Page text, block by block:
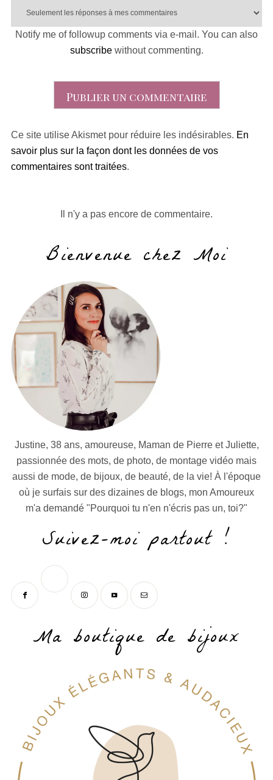
Notify me of followup comments via e-mail. You can also
subscribewithout commenting.
Ce site utilise Akismet pour réduire les indésirables. En
savoir plus sur la façon dont les données de vos
commentaires sont traitées.
Il n'y a pas encore de commentaire.
Bienvenue chez Moi
Justine, 38 ans, amoureuse, Maman de Pierre et Juliette,
passionnée des mots, de photo, de montage vidéo mais
aussi de mode, de bijoux, de beauté, de la vie! À l'époque
où je surfais sur des dizaines de blogs, mon Amoureux
m'a demandé "Pourquoi tu n'en n'écris pas un, toi?"
Suivez-moi partout !
Ma boutique de bijoux